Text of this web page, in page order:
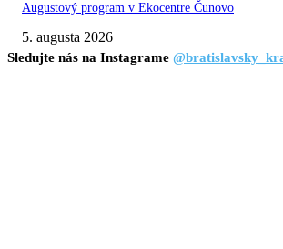
Augustový program v Ekocentre Čunovo
5. augusta 2026
Sledujte nás na Instagrame